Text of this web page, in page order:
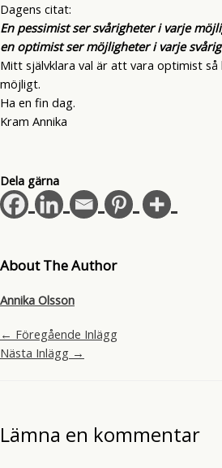
Dagens citat:
En pessimist ser svårigheter i varje
en optimist ser möjligheter i varje
Mitt självklara val är att vara optimist så
möjligt.
Ha en fin dag.
Kram Annika
Dela gärna
About The Author
Annika Olsson
← Föregående Inlägg
Nästa Inlägg →
Lämna en kommentar